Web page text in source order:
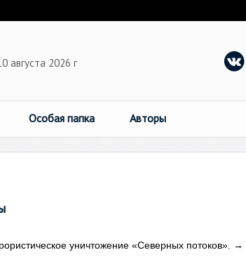
августа 2026 г
Особая папка Авторы
уничтожение «Северных потоков». →